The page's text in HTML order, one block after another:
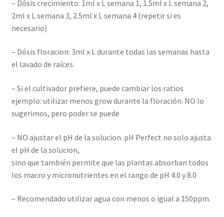
– Dósis crecimiento: 1ml x L semana 1, 1.5ml x L semana 2,
2ml x L semana 3, 2.5ml x L semana 4 (repetir si es
necesario)
– Dósis floracion: 3ml x L durante todas las semanas hasta
el lavado de raíces.
– Si el cultivador prefiere, puede cambiar los ratios
ejemplo: utilizar menos grow durante la floración. NO lo
sugerimos, pero poder se puede
– NO ajustar el pH de la solucion. pH Perfect no solo ajusta
el pH de la solucion,
sino que también permite que las plantas absorban todos
los macro y micronutrientes en el rango de pH 4.0 y 8.0
– Recomendado utilizar agua con menos o igual a 150ppm.